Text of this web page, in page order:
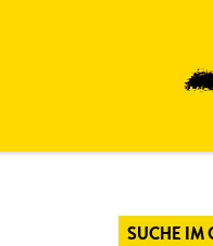
SUCHE IM